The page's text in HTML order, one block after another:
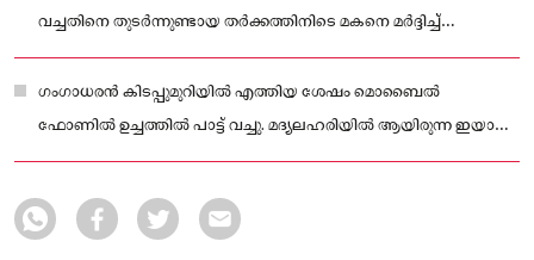
വച്ചതിനെ തുടർന്നുണ്ടായ തർക്കത്തിനിടെ മകനെ മ‍ർദ്ദിച്ച്
കൊലപ്പെടുത്തിയ അച്ഛനെ റിമാൻഡ് ചെയ്തു
ഗംഗാധരൻ കിടപ്പുമുറിയിൽ എത്തിയ ശേഷം മൊബൈൽ
ഫോണിൽ ഉച്ചത്തിൽ പാട്ട് വച്ചു. മദ്യലഹരിയിൽ ആയിരുന്ന ഇയാൾ
അല്പസമയത്തിനകം ഉറങ്ങിപ്പോയി.